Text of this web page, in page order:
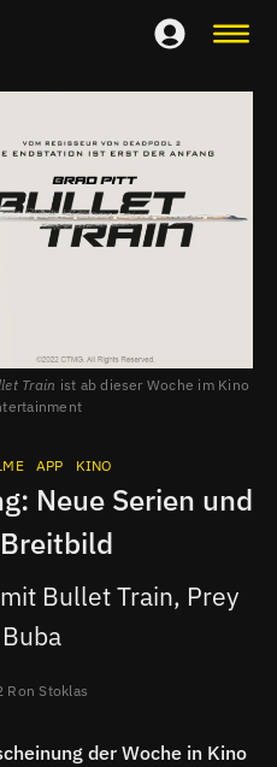
Train ist ab dieser Woche im Kino
APP KINO
Neue Serien und
Bullet Train, Prey
Ron Stoklas
der Woche in Kino